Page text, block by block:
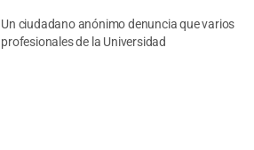
Un ciudadano anónimo denuncia que varios
profesionales de la Universidad